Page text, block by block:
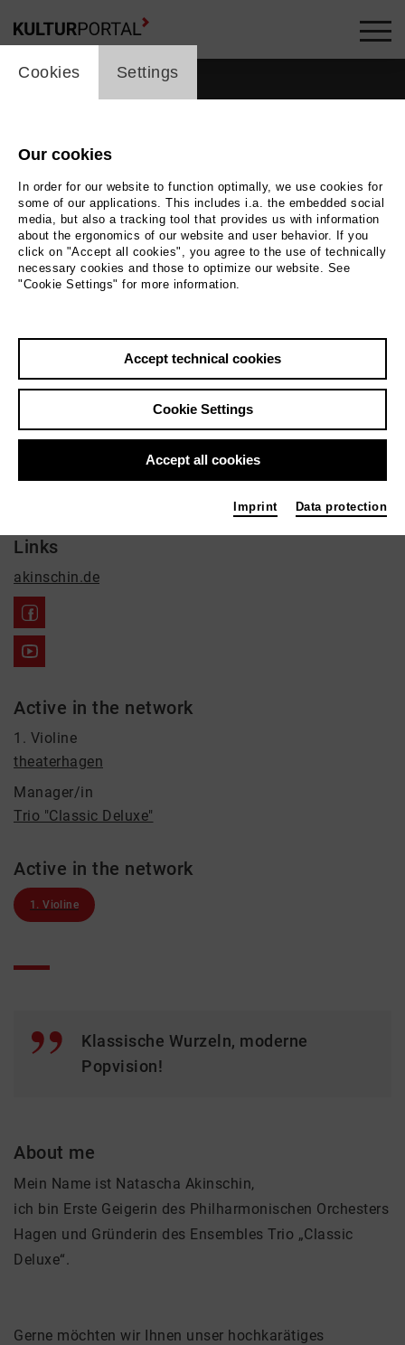
Overview
Natascha Akinschin
Film / Radio, Music, Theatre
Links
akinschin.de
Active in the network
1. Violine
theaterhagen
Manager/in
Trio "Classic Deluxe"
Active in the network
1. Violine
Klassische Wurzeln, moderne
Popvision!
About me
Mein Name ist Natascha Akinschin,
ich bin Erste Geigerin des Philharmonischen Orchesters
Hagen und Gründerin des Ensembles Trio „Classic
Deluxe“.
Gerne möchten wir Ihnen unser hochkarätiges
cookie_layer
Cookies Settings
Our cookies
In order for our website to function optimally, we use cookies for
some of our applications. This includes i.a. the embedded social
media, but also a tracking tool that provides us with information
about the ergonomics of our website and user behavior. If you
click on "Accept all cookies", you agree to the use of technically
necessary cookies and those to optimize our website. See
"Cookie Settings" for more information.
Accept technical cookies
Cookie Settings
Accept all cookies
Imprint Data protection